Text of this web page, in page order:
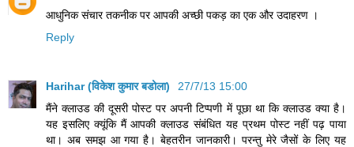
आधुनिक संचार तकनीक पर आपकी अच्छी पकड़ का एक और उदाहरण ।
Reply
Harihar (विकेश कुमार बडोला)
27/7/13 15:00
मैंने क्‍लाउड की दूसरी पोस्‍ट पर अपनी टिप्‍पणी में पूछा था कि क्‍लाउड क्‍या है।
यह इसलिए क्‍यूंकि मैं आपकी क्‍लाउड संबंधित यह प्रथम पोस्‍ट नहीं पढ़ पाया
था। अब समझ आ गया है। बेहतरीन जानकारी। परन्‍तु मेरे जैसों के लिए यह